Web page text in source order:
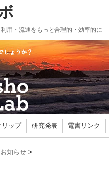
用・流通をもっと合理的・効率的に
リップ 研究発表 電書リンク
お知らせ >